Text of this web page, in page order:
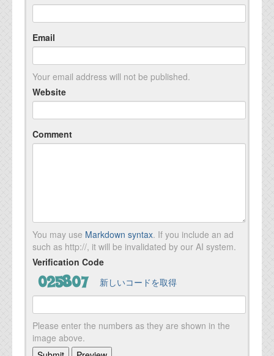
Email
Your email address will not be published.
Website
Comment
You may use Markdown syntax. If you include an ad
such as http://, it will be invalidated by our AI system.
Verification Code
新しいコードを取得
Please enter the numbers as they are shown in the
image above.